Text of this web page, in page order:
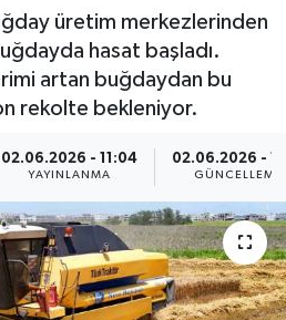
üretim merkezlerinden
hasat başladı.
artan buğdaydan bu
rekolte bekleniyor.
02.06.2026 - 11:04
YAYINLANMA
02.06.2026 -
GÜNCELLEME